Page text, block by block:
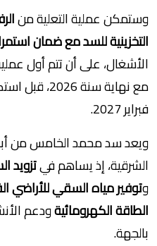
وستمكن عملية التعلية من
التخزينية للسد مع ضمان
الأشغال، على أن تتم أول
مع نهاية سنة
فبراير 2027.
ويعد سد محمد الخامس من
الشرقية، إذ يساهم فيتزويد
وتوفير مياه السقي للأراضي
الطاقة الكهرومائيةودعم
بالجهة.